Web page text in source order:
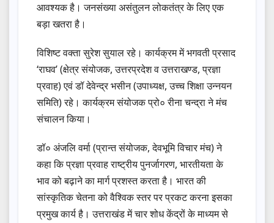
आवश्यक है। जनसंख्या असंतुलन लोकतंत्र के लिए एक
बड़ा खतरा है।
विशिष्ट वक्ता सुरेश सुयाल रहे। कार्यक्रम में भगवती प्रसाद
‘राघव’ (क्षेत्र संयोजक, उत्तरप्रदेश व उत्तराखण्ड, प्रज्ञा
प्रवाह) एवं डॉ देवेन्द्र भसीन (उपाध्यक्ष, उच्च शिक्षा उन्नयन
समिति) रहे। कार्यक्रम संयोजक प्रो० रीना चन्द्रा ने मंच
संचालन किया।
डॉ० अंजलि वर्मा (प्रान्त संयोजक, देवभूमि विचार मंच) ने
कहा कि प्रज्ञा प्रवाह राष्ट्रीय पुनर्जागरण, भारतीयता के
भाव को बढ़ाने का मार्ग प्रशस्त करता है। भारत की
सांस्कृतिक चेतना को वैश्विक स्तर पर प्रकट करना इसका
प्रमुख कार्य है। उत्तराखंड में चार शोध केंद्रों के माध्यम से